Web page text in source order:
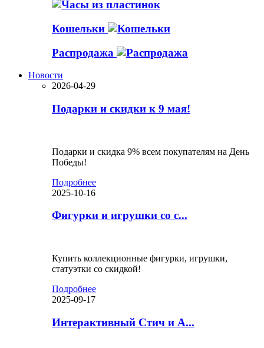
Кошельки
Распродажа
Новости
2026-04-29
Подарки и скидки к 9 мая!
Подарки и скидка 9% всем покупателям на День
Победы!
Подробнее
2025-10-16
Фигурки и игрушки со с...
Купить коллекционные фигурки, игрушки,
статуэтки со скидкой!
Подробнее
2025-09-17
Интерактивный Стич и А...